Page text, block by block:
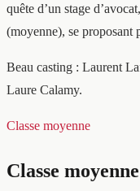
quête d’un stage
(moyenne), se proposant
Beau casting : Laurent
Laure Calamy.
Classe moyenne
Classe